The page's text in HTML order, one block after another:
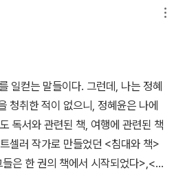
기는 쉬는 시간이며 숨 쉬는 시간(p6
장 일에 치여 내가 일을 끌고 가는
지 경계가 애매해지는 순간이 많다.
도 한다. 내 삶의 주인이 스스로가 아
싶은 생각이 든다. 책읽기는 그런 면
다. 사실 없는 시간에 짬짬이 책을 읽
. 하지만, 책을 읽는다는 것은 힘이 들
전처럼 하룻밤을 세운 머릿속이 맑
다. 이 책을 읽은 다음 날은 유난히 기
지 못할 때 나는 서평집을 읽는다. 서
할 동기를 일깨우기도 하고, 읽을 책
실용적인 목적을 충족시키는 것이
한 갈증으로 책을 읽는 나로서는 삶
목록을 이 책으로 부터 얻길 바라고
분에는 본문 중에 인용된 책들의 목록
이 반갑거나 한 것은 아니다. 이 책
떤 책을 읽으라는 권유라기 보다는
저항하고 심지어 목숨까지도 바치
다. ? 91쪽
데서 생기는 게 아니라 상황을 있는
니다. - 101쪽 자기 선택과 자유에 대
로운 일이 아니라 고귀한 일이란 것
다. ? 163족 책과 글은 밤과도 같은
? 168쪽 몸으로 책을 기록하기는 ‘행
일컫는 말들이다. 그런데, 나는 정혜
청취한 적이 없으니, 정혜윤은 나에
독서와 관련된 책, 여행에 관련된 책
셀러 작가로 만들었던 <침대와 책>
은 한 권의 책에서 시작되었다>,<